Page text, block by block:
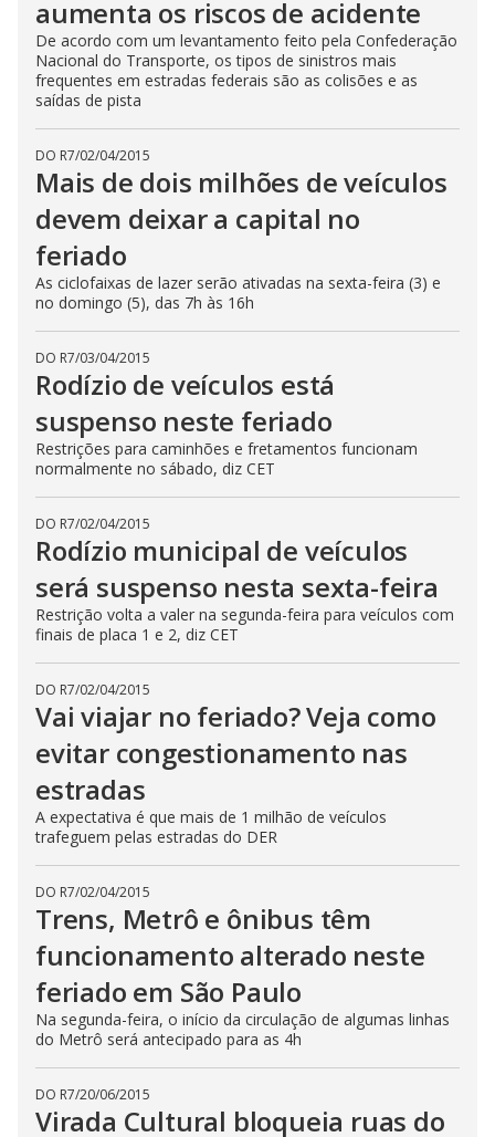
aumenta os riscos de acidente
De acordo com um levantamento feito pela Confederação
Nacional do Transporte, os tipos de sinistros mais
frequentes em estradas federais são as colisões e as
saídas de pista
DO R7/02/04/2015
Mais de dois milhões de veículos
devem deixar a capital no
feriado
As ciclofaixas de lazer serão ativadas na sexta-feira (3) e
no domingo (5), das 7h às 16h
DO R7/03/04/2015
Rodízio de veículos está
suspenso neste feriado
Restrições para caminhões e fretamentos funcionam
normalmente no sábado, diz CET
DO R7/02/04/2015
Rodízio municipal de veículos
será suspenso nesta sexta-feira
Restrição volta a valer na segunda-feira para veículos com
finais de placa 1 e 2, diz CET
DO R7/02/04/2015
Vai viajar no feriado? Veja como
evitar congestionamento nas
estradas
A expectativa é que mais de 1 milhão de veículos
trafeguem pelas estradas do DER
DO R7/02/04/2015
Trens, Metrô e ônibus têm
funcionamento alterado neste
feriado em São Paulo
Na segunda-feira, o início da circulação de algumas linhas
do Metrô será antecipado para as 4h
DO R7/20/06/2015
Virada Cultural bloqueia ruas do